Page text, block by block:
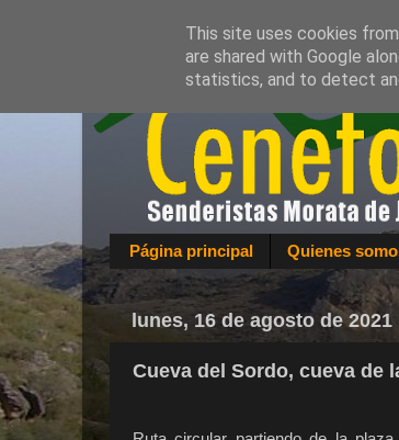
Página principal Quienes
lunes, 16 de agosto de 2021
Cueva del Sordo, cueva de
This site uses cookies
are shared with Google
statistics, and to detect